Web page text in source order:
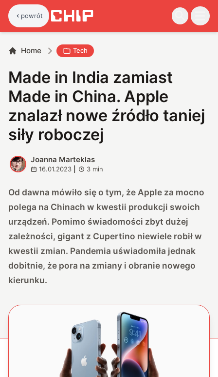
powrót
Home Tech
Made in India zamiast
Made in China. Apple
znalazł nowe źródło taniej
siły roboczej
J
Joanna Marteklas
16.01.2023 3 min
Od dawna mówiło się o tym, że Apple za mocno
polega na Chinach w kwestii produkcji swoich
urządzeń. Pomimo świadomości zbyt dużej
zależności, gigant z Cupertino niewiele robił w
kwestii zmian. Pandemia uświadomiła jednak
dobitnie, że pora na zmiany i obranie nowego
kierunku.